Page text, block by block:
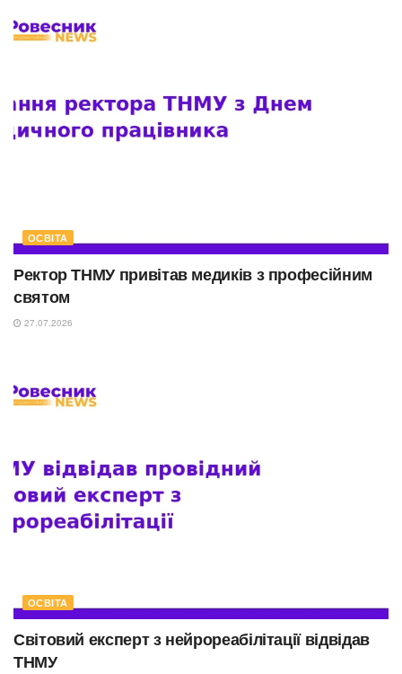
ОСВІТА
Ректор ТНМУ привітав медиків з професійним
святом
27.07.2026
ОСВІТА
Світовий експерт з нейрореабілітації відвідав
ТНМУ